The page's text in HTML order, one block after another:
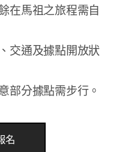
在馬祖之旅程需自
交通及據點開放狀
部分據點需步行。
名